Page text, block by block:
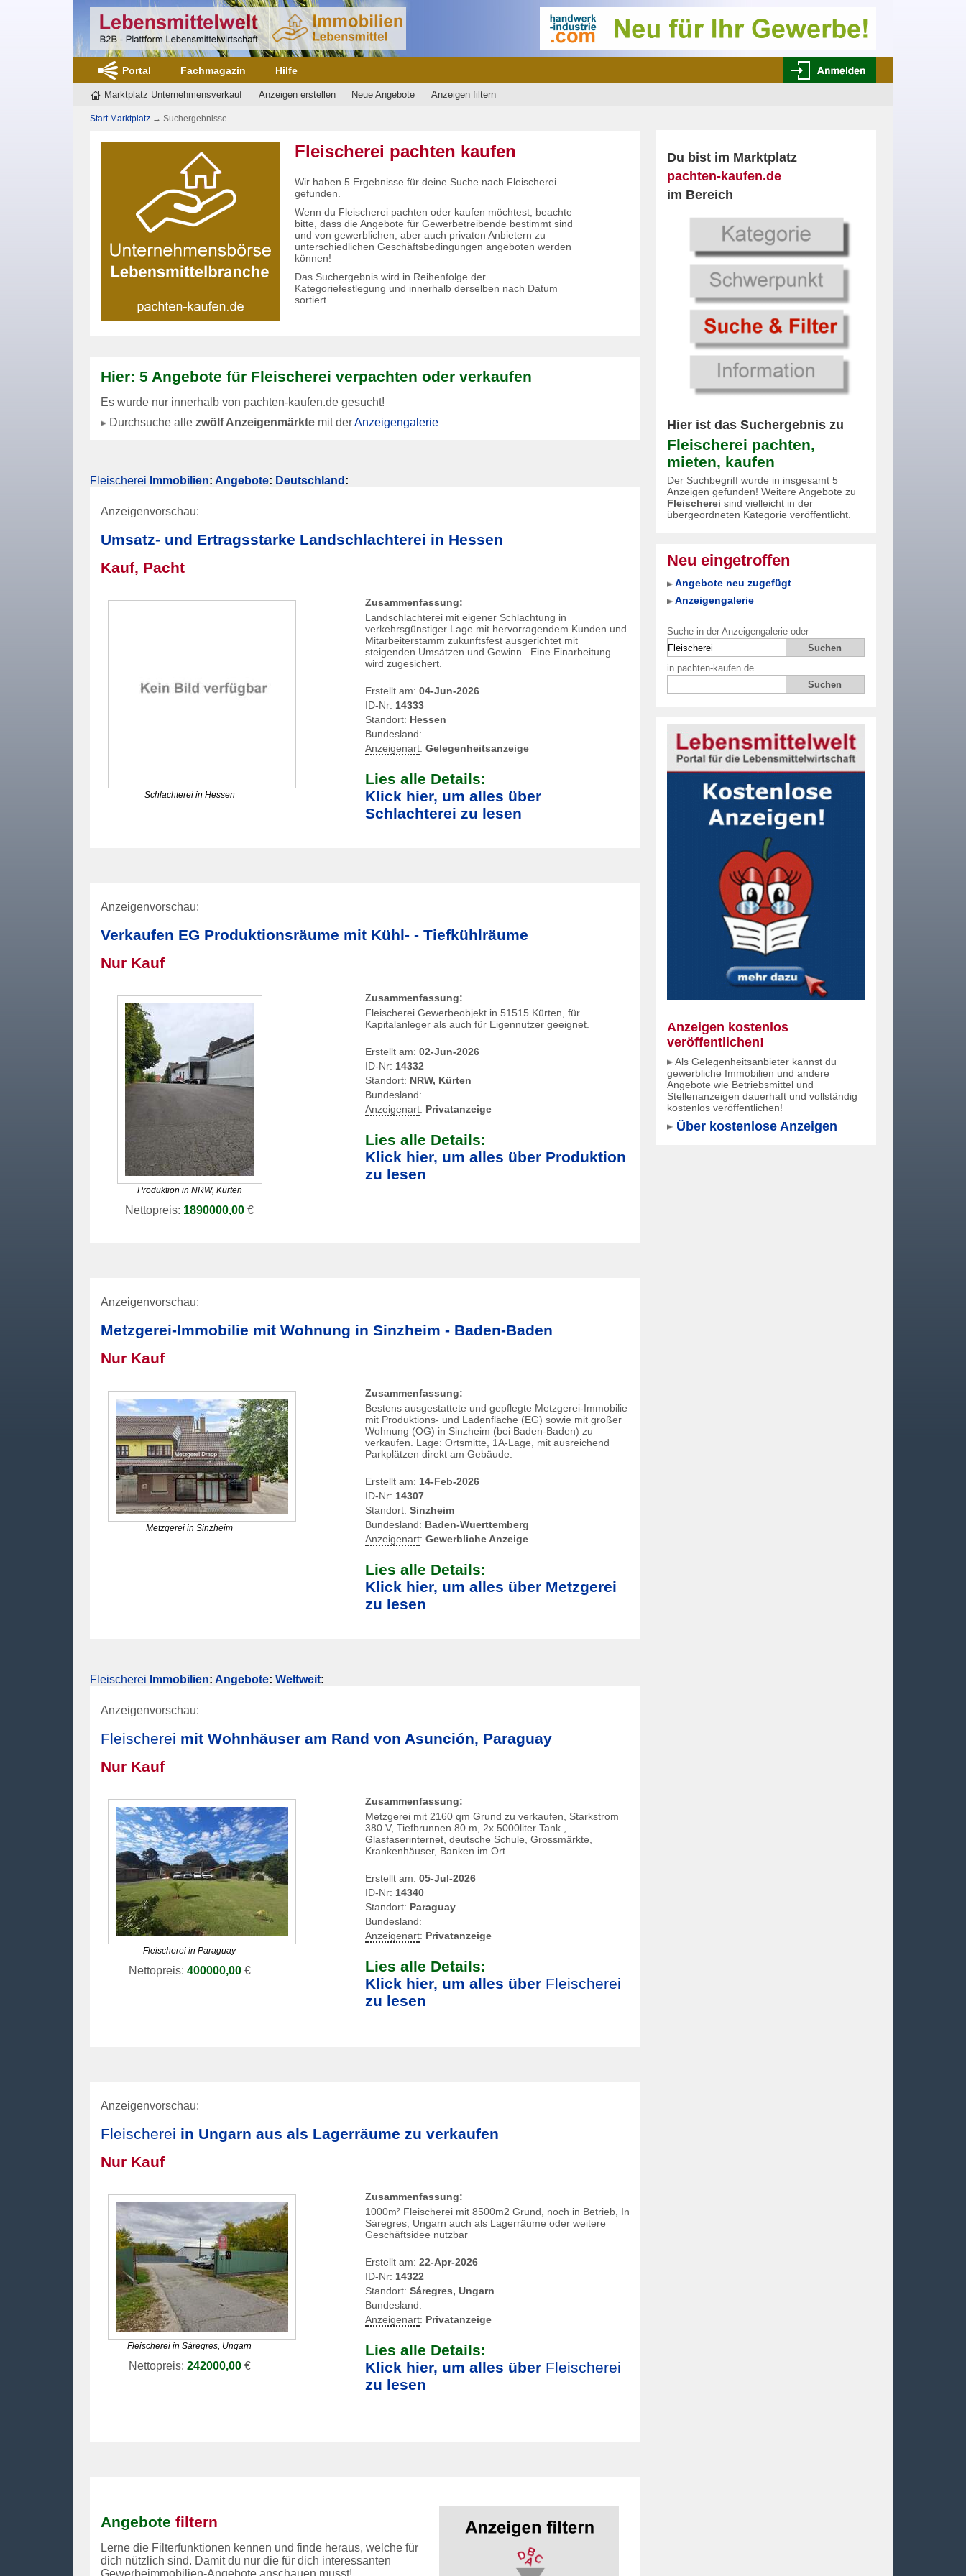
Portal Fachmagazin Hilfe
Marktplatz Unternehmensverkauf Anzeigen erstellen Neue Angebote Anzeigen filtern
Du bist im Marktplatz
pachten-kaufen.de
im Bereich
Hier ist das Suchergebnis zu
Fleischerei pachten,
mieten, kaufen
Der Suchbegriff wurde in insgesamt 5
Anzeigen gefunden! Weitere Angebote zu
Fleischerei sind vielleicht in der
übergeordneten Kategorie veröffentlicht.
Neu eingetroffen
Angebote neu zugefügt
Anzeigengalerie
Suche in der Anzeigengalerie oder
in pachten-kaufen.de
Anzeigen kostenlos
veröffentlichen!
Als Gelegenheitsanbieter kannst du
gewerbliche Immobilien und andere
Angebote wie Betriebsmittel und
Stellenanzeigen dauerhaft und vollständig
kostenlos veröffentlichen!
Über kostenlose Anzeigen
Start Marktplatz → Suchergebnisse
Fleischerei pachten kaufen
Wir haben 5 Ergebnisse für deine Suche nach Fleischerei
gefunden.
Wenn du Fleischerei pachten oder kaufen möchtest, beachte
bitte, dass die Angebote für Gewerbetreibende bestimmt sind
und von gewerblichen, aber auch privaten Anbietern zu
unterschiedlichen Geschäftsbedingungen angeboten werden
können!
Das Suchergebnis wird in Reihenfolge der
Kategoriefestlegung und innerhalb derselben nach Datum
sortiert.
Hier: 5 Angebote für Fleischerei verpachten oder verkaufen
Es wurde nur innerhalb von pachten-kaufen.de gesucht!
Durchsuche alle zwölf Anzeigenmärktemit derAnzeigengalerie
Fleischerei Immobilien: Angebote: Deutschland :
Anzeigenvorschau:
Umsatz- und Ertragsstarke Landschlachterei in Hessen
Kauf, Pacht
Schlachterei in Hessen
Zusammenfassung:
Landschlachterei mit eigener Schlachtung in
verkehrsgünstiger Lage mit hervorragendem Kunden und
Mitarbeiterstamm zukunftsfest ausgerichtet mit
steigenden Umsätzen und Gewinn . Eine Einarbeitung
wird zugesichert.
Erstellt am: 04-Jun-2026
ID-Nr: 14333
Standort: Hessen
Bundesland:
Anzeigenart: Gelegenheitsanzeige
Lies alle Details:
Klick hier, um alles über
Schlachterei zu lesen
Anzeigenvorschau:
Verkaufen EG Produktionsräume mit Kühl- - Tiefkühlräume
Nur Kauf
Produktion in NRW, Kürten
Nettopreis: 1890000,00 €
Zusammenfassung:
FleischereiGewerbeobjekt in 51515 Kürten, für
Kapitalanleger als auch für Eigennutzer geeignet.
Erstellt am: 02-Jun-2026
ID-Nr: 14332
Standort: NRW, Kürten
Bundesland:
Anzeigenart: Privatanzeige
Lies alle Details:
Klick hier, um alles über Produktion
zu lesen
Anzeigenvorschau:
Metzgerei-Immobilie mit Wohnung in Sinzheim - Baden-Baden
Nur Kauf
Metzgerei in Sinzheim
Zusammenfassung:
Bestens ausgestattete und gepflegte Metzgerei-Immobilie
mit Produktions- und Ladenfläche (EG) sowie mit großer
Wohnung (OG) in Sinzheim (bei Baden-Baden) zu
verkaufen. Lage: Ortsmitte, 1A-Lage, mit ausreichend
Parkplätzen direkt am Gebäude.
Erstellt am: 14-Feb-2026
ID-Nr: 14307
Standort: Sinzheim
Bundesland: Baden-Wuerttemberg
Anzeigenart: Gewerbliche Anzeige
Lies alle Details:
Klick hier, um alles über Metzgerei
zu lesen
Fleischerei Immobilien: Angebote: Weltweit:
Anzeigenvorschau:
Fleischerei mit Wohnhäuser am Rand von Asunción, Paraguay
Nur Kauf
Fleischerei in Paraguay
Nettopreis: 400000,00€
Zusammenfassung:
Metzgerei mit 2160 qm Grund zu verkaufen, Starkstrom
380 V, Tiefbrunnen 80 m, 2x 5000liter Tank ,
Glasfaserinternet, deutsche Schule, Grossmärkte,
Krankenhäuser, Banken im Ort
Erstellt am: 05-Jul-2026
ID-Nr: 14340
Standort: Paraguay
Bundesland:
Anzeigenart: Privatanzeige
Lies alle Details:
Klick hier, um alles über Fleischerei
zu lesen
Anzeigenvorschau:
Fleischerei in Ungarn aus als Lagerräume zu verkaufen
Nur Kauf
Fleischerei in Sáregres, Ungarn
Nettopreis: 242000,00€
Zusammenfassung:
1000m² Fleischereimit 8500m2 Grund, noch in Betrieb, In
Sáregres, Ungarn auch als Lagerräume oder weitere
Geschäftsidee nutzbar
Erstellt am: 22-Apr-2026
ID-Nr: 14322
Standort: Sáregres, Ungarn
Bundesland:
Anzeigenart: Privatanzeige
Lies alle Details:
Klick hier, um alles über Fleischerei
zu lesen
Angebote filtern
Lerne die Filterfunktionen kennen und finde heraus, welche für
dich nützlich sind. Damit du nur die für dich interessanten
Gewerbeimmobilien-Angebote anschauen musst!